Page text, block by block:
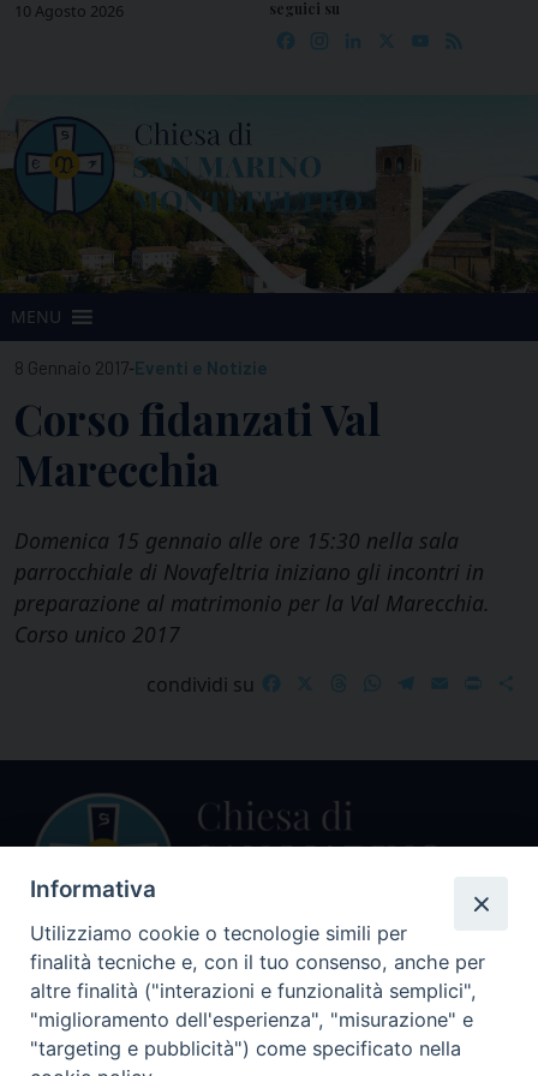
Skip10 Agosto 2026 seguici su
Facebook
Instagram
LinkedIn YouTube
MENU
8 Gennaio 2017-Eventi e Notizie
Corso fidanzati Val
Marecchia
Domenica 15 gennaio alle ore 15:30 nella sala
parrocchiale di Novafeltria iniziano gli incontri in
preparazione al matrimonio per la Val Marecchia.
Corso unico 2017
condividi su FacebookThreadsWhatsApp
Telegram
EmailPrint
Centralino Curia Vescovile
0541 913711
Indirizzo
Informativa
Utilizziamo cookie o tecnologie simili per
finalità tecniche e, con il tuo consenso, anche per
altre finalità ("interazioni e funzionalità semplici",
"miglioramento dell'esperienza", "misurazione" e
"targeting e pubblicità") come specificato nella